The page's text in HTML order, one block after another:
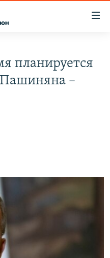
планируется
Пашиняна –